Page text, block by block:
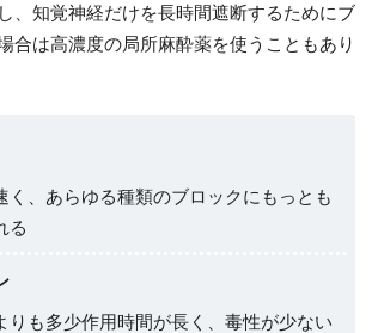
、知覚神経だけを長時間遮断するためにブ
合は高濃度の局所麻酔薬を使うこともあり
く、あらゆる種類のブロックにもっとも
る
りも多少作用時間が長く、毒性が少ない